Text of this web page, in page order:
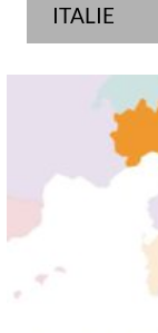
ITALIE